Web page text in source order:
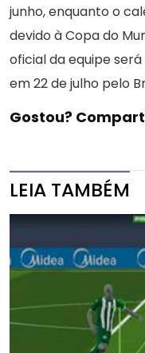
junho, enquanto o
devido à Copa do
oficial da equipe
em 22 de julho pelo
Gostou?
LEIA TAMBÉM